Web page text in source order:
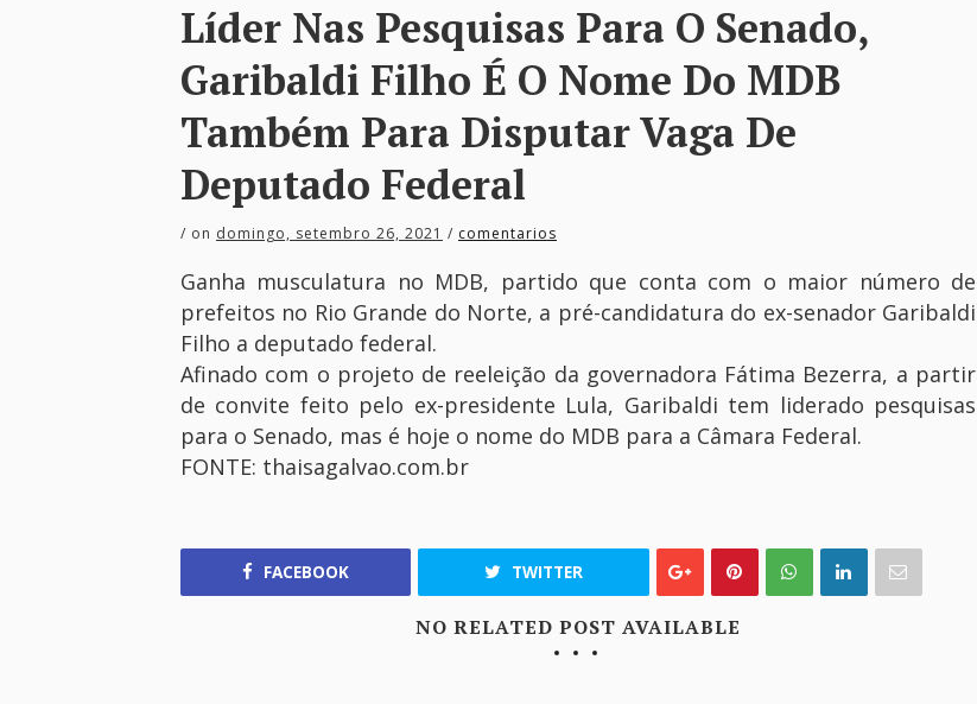
Líder Nas Pesquisas Para O Senado,
Garibaldi Filho É O Nome Do MDB
Também Para Disputar Vaga De
Deputado Federal
/ on domingo, setembro 26, 2021 / comentarios
Ganha musculatura no MDB, partido que conta com o maior número de
prefeitos no Rio Grande do Norte, a pré-candidatura do ex-senador Garibaldi
Filho a deputado federal.
Afinado com o projeto de reeleição da governadora Fátima Bezerra, a partir
de convite feito pelo ex-presidente Lula, Garibaldi tem liderado pesquisas
para o Senado, mas é hoje o nome do MDB para a Câmara Federal.
FONTE: thaisagalvao.com.br
FACEBOOK TWITTER
NO RELATED POST AVAILABLE